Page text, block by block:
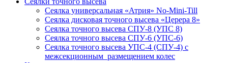
Сеялка универсальная «Атрия» No-Mini-Till
Сеялка дисковая точного высева «Церера 8»
Сеялка точного высева СПУ-8 (УПС 8)
Сеялка точного высева СПУ-6 (УПС-6)
Сеялка точного высева УПС-4 (СПУ-4) с
межсекционным размещением колес